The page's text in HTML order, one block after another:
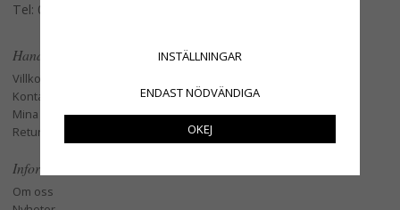
Tel: 079-3495968
Handla
Villkor
Kontakta oss
Mina favoriter
Retur och Reklamation
Information
Om oss
INSTÄLLNINGAR
ENDAST NÖDVÄNDIGA
OKEJ